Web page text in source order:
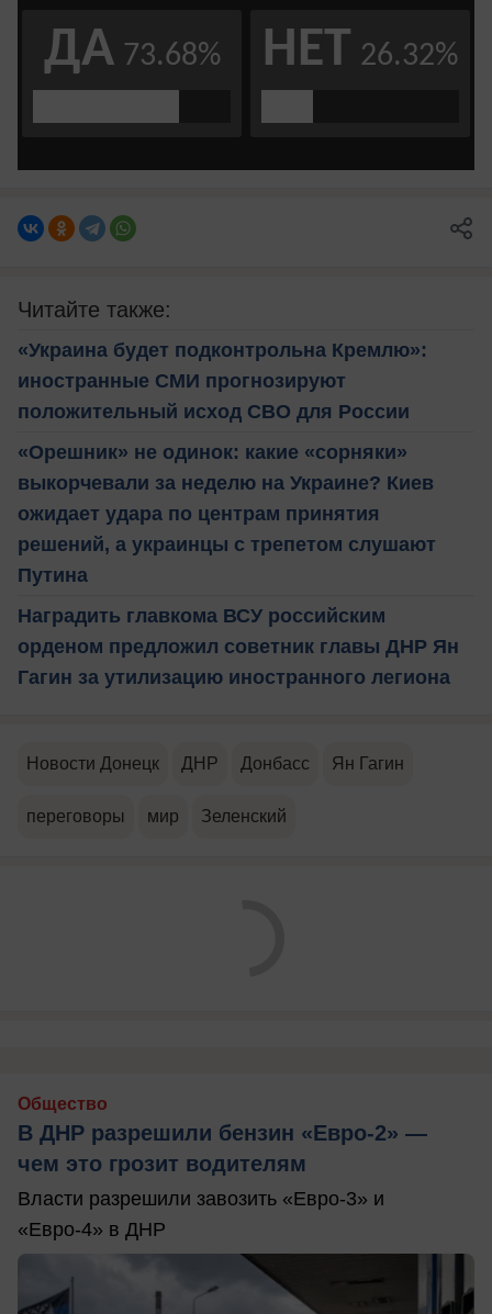
Читайте также:
«Украина будет подконтрольна Кремлю»:
иностранные СМИ прогнозируют
положительный исход СВО для России
«Орешник» не одинок: какие «сорняки»
выкорчевали за неделю на Украине? Киев
ожидает удара по центрам принятия
решений, а украинцы с трепетом слушают
Путина
Наградить главкома ВСУ российским
орденом предложил советник главы ДНР Ян
Гагин за утилизацию иностранного легиона
Новости Донецк ДНР Донбасс Ян Гагин
переговоры мир Зеленский
Общество
В ДНР разрешили бензин «Евро-2» —
чем это грозит водителям
Власти разрешили завозить «Евро-3» и
«Евро-4» в ДНР